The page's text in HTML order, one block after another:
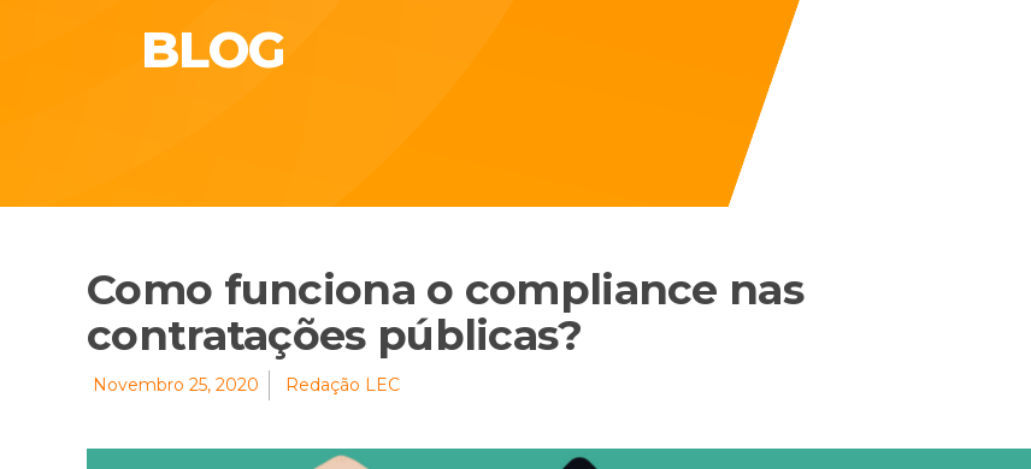
BLOG
Como funciona o compliance nas
contratações públicas?
Novembro 25, 2020 Redação LEC